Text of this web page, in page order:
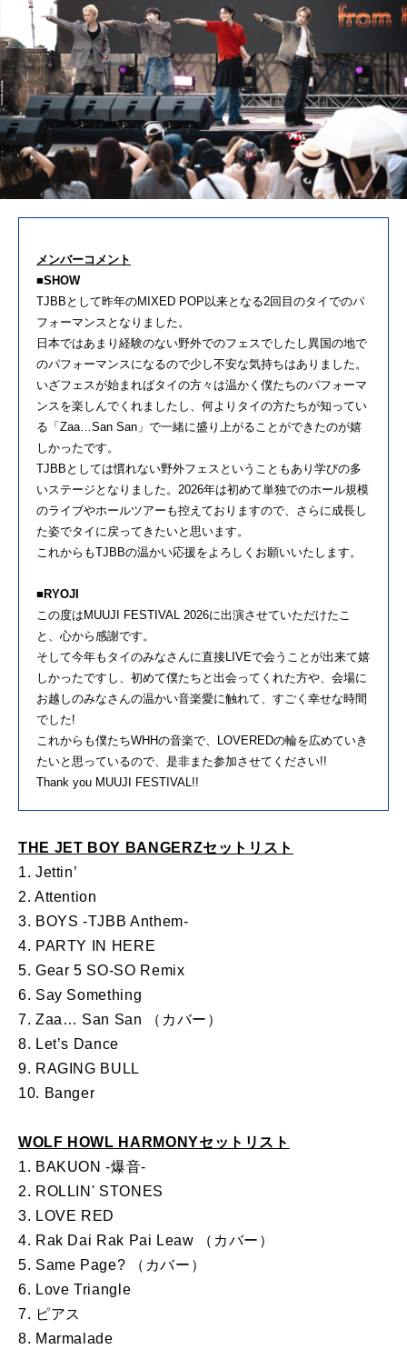
メンバーコメント
■SHOW
TJBBとして昨年のMIXED POP以来となる2回目のタイでのパ
フォーマンスとなりました。
日本ではあまり経験のない野外でのフェスでしたし異国の地で
のパフォーマンスになるので少し不安な気持ちはありました。
いざフェスが始まればタイの方々は温かく僕たちのパフォーマ
ンスを楽しんでくれましたし、何よりタイの方たちが知ってい
る「Zaa…San San」で一緒に盛り上がることができたのが嬉
しかったです。
TJBBとしては慣れない野外フェスということもあり学びの多
いステージとなりました。2026年は初めて単独でのホール規模
のライブやホールツアーも控えておりますので、さらに成長し
た姿でタイに戻ってきたいと思います。
これからもTJBBの温かい応援をよろしくお願いいたします。
■RYOJI
この度はMUUJI FESTIVAL 2026に出演させていただけたこ
と、心から感謝です。
そして今年もタイのみなさんに直接LIVEで会うことが出来て嬉
しかったですし、初めて僕たちと出会ってくれた方や、会場に
お越しのみなさんの温かい音楽愛に触れて、すごく幸せな時間
でした!
これからも僕たちWHHの音楽で、LOVEREDの輪を広めていき
たいと思っているので、是非また参加させてください!!
Thank you MUUJI FESTIVAL!!
THE JET BOY BANGERZセットリスト
1. Jettin’
2. Attention
3. BOYS -TJBB Anthem-
4. PARTY IN HERE
5. Gear 5 SO-SO Remix
6. Say Something
7. Zaa… San San （カバー）
8. Let’s Dance
9. RAGING BULL
10. Banger
WOLF HOWL HARMONYセットリスト
1. BAKUON -爆音-
2. ROLLIN' STONES
3. LOVE RED
4. Rak Dai Rak Pai Leaw （カバー）
5. Same Page? （カバー）
6. Love Triangle
7. ピアス
8. Marmalade